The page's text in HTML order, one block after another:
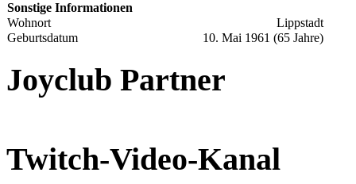
Sonstige Informationen
Wohnort
Lippstadt
Geburtsdatum
10. Mai 1961 (65 Jahre)
Joyclub Partner
Twitch-Video-Kanal